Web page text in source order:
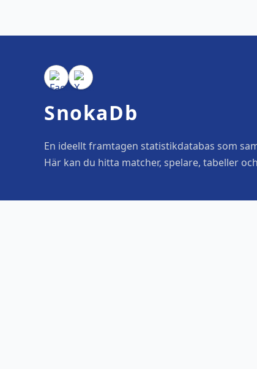
SnokaDb
En ideellt framtagen statistikdatabas som
Här kan du hitta matcher, spelare, tabeller